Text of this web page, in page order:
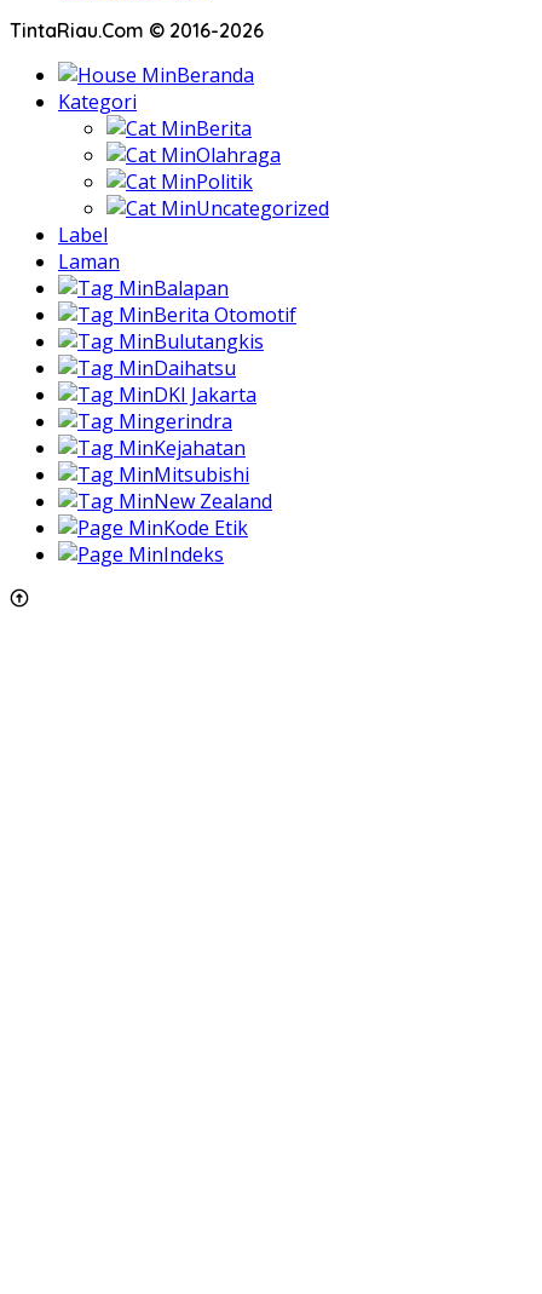
TintaRiau.Com © 2016-2026
Beranda
Kategori
Berita
Olahraga
Politik
Uncategorized
Label
Laman
Balapan
Berita Otomotif
Bulutangkis
Daihatsu
DKI Jakarta
gerindra
Kejahatan
Mitsubishi
New Zealand
Kode Etik
Indeks